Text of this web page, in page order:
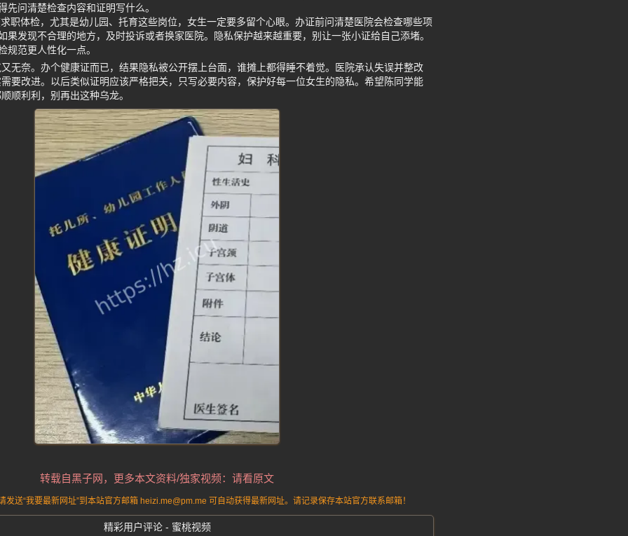
先问清楚检查内容和证明写什么。
职体检，尤其是幼儿园、托育这些岗位，女生一定要多留个心眼。办证前问清楚医院会检查哪些项
果发现不合理的地方，及时投诉或者换家医院。隐私保护越来越重要，别让一张小证给自己添堵。
规范更人性化一点。
无奈。办个健康证而已，结果隐私被公开摆上台面，谁摊上都得睡不着觉。医院承认失误并整改
要改进。以后类似证明应该严格把关，只写必要内容，保护好每一位女生的隐私。希望陈同学能
顺利利，别再出这种乌龙。
转载自黑子网，更多本文资料/独家视频：请看原文
发送“我要最新网址”到本站官方邮箱 heizi.me@pm.me 可自动获得最新网址。请记录保存本站官方联系邮箱！
精彩用户评论 - 蜜桃视频